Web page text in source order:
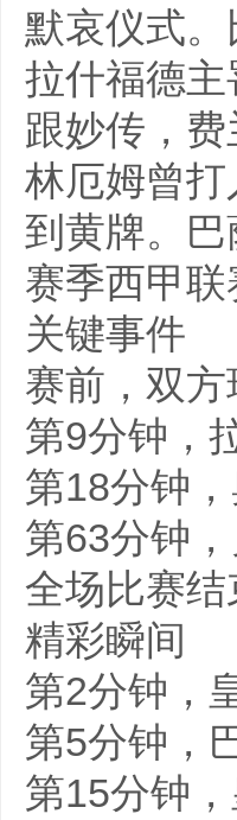
默哀仪式
拉什福德
跟妙传，
林厄姆曾
到黄牌。
赛季西甲
关键事件
赛前，双
第9分钟，
第18分钟
第63分钟
全场比赛
精彩瞬间
第2分钟，
第5分钟，
第15分钟